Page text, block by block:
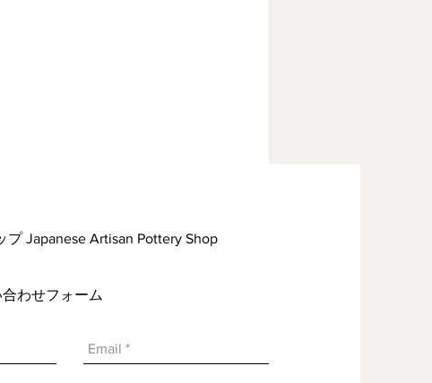
Japanese Artisan Pottery Shop
わせフォーム